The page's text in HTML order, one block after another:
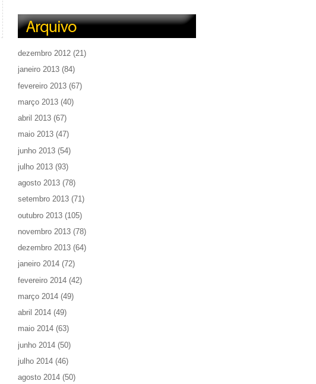
dezembro 2012 (21)
janeiro 2013 (84)
fevereiro 2013 (67)
março 2013 (40)
abril 2013 (67)
maio 2013 (47)
junho 2013 (54)
julho 2013 (93)
agosto 2013 (78)
setembro 2013 (71)
outubro 2013 (105)
novembro 2013 (78)
dezembro 2013 (64)
janeiro 2014 (72)
fevereiro 2014 (42)
março 2014 (49)
abril 2014 (49)
maio 2014 (63)
junho 2014 (50)
julho 2014 (46)
agosto 2014 (50)